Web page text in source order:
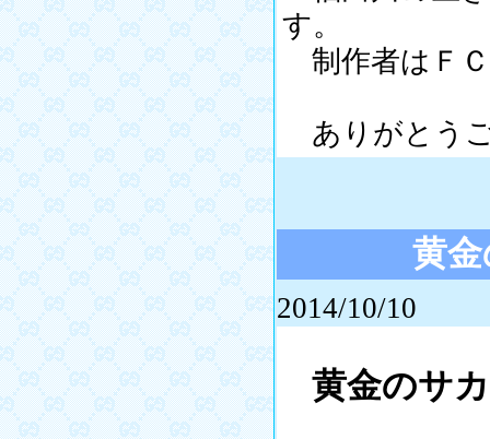
す。
制作者はＦ
ありがとう
黄
2014/10/10
黄金のサ